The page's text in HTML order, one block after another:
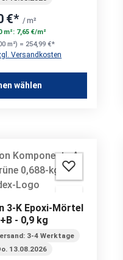
€* / m²
m²: 7,65 €/m²
m²) = 254,99 €*
Versandkosten
wählen
3-K Epoxi-Mörtel
- 0,9 kg
3-4 Werktage
13.08.2026